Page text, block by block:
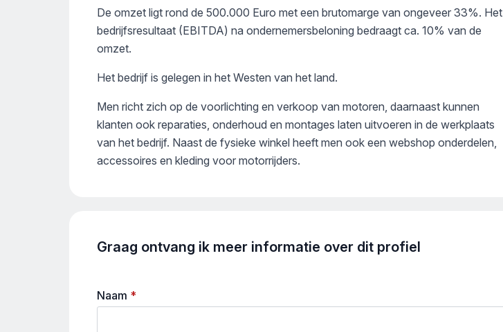
De omzet ligt rond de 500.000 Euro met een brutomarge van ongeveer 33%. Het
bedrijfsresultaat (EBITDA) na ondernemersbeloning bedraagt ca. 10% van de
omzet.
Het bedrijf is gelegen in het Westen van het land.
Men richt zich op de voorlichting en verkoop van motoren, daarnaast kunnen
klanten ook reparaties, onderhoud en montages laten uitvoeren in de werkplaats
van het bedrijf. Naast de fysieke winkel heeft men ook een webshop onderdelen,
accessoires en kleding voor motorrijders.
Graag ontvang ik meer informatie over dit profiel
Naam *